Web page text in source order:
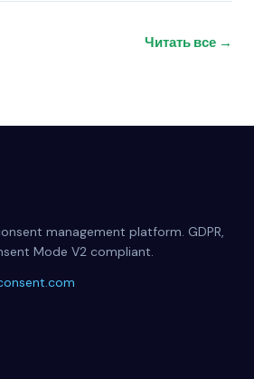
Читать все →
management platform. GDPR,
Mode V2 compliant.